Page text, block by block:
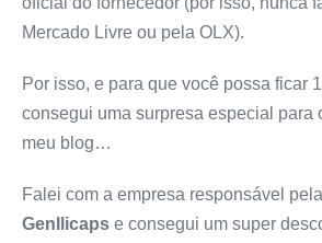
Mercado Livre ou pela OLX).
Por isso, e para que você possa ficar
consegui uma surpresa especial para
meu blog…
Falei com a empresa responsável
Genllicaps e consegui um super